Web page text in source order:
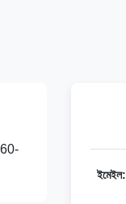
60-
ইমেইল: